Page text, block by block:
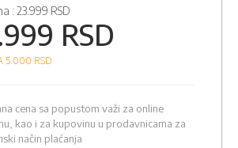
: 23.999 RSD
RSD
5.000 RSD
cena sa popustom važi za online
kao i za kupovinu u prodavnicama za
način plaćanja